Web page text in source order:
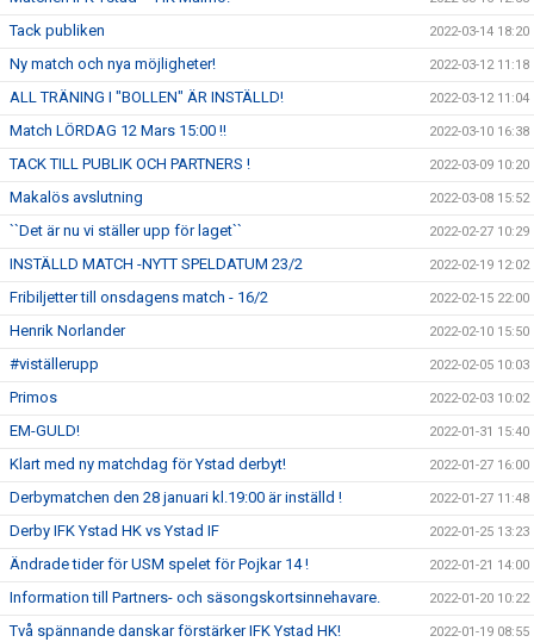
Tack publiken 2022-03-14 18:20
Ny match och nya möjligheter! 2022-03-12 11:18
ALL TRÄNING I "BOLLEN" ÄR INSTÄLLD! 2022-03-12 11:04
Match LÖRDAG 12 Mars 15:00 !! 2022-03-10 16:38
TACK TILL PUBLIK OCH PARTNERS ! 2022-03-09 10:20
Makalös avslutning 2022-03-08 15:52
``Det är nu vi ställer upp för laget`` 2022-02-27 10:29
INSTÄLLD MATCH -NYTT SPELDATUM 23/2 2022-02-19 12:02
Fribiljetter till onsdagens match - 16/2 2022-02-15 22:00
Henrik Norlander 2022-02-10 15:50
#viställerupp 2022-02-05 10:03
Primos 2022-02-03 10:02
EM-GULD! 2022-01-31 15:40
Klart med ny matchdag för Ystad derbyt! 2022-01-27 16:00
Derbymatchen den 28 januari kl.19:00 är inställd ! 2022-01-27 11:48
Derby IFK Ystad HK vs Ystad IF 2022-01-25 13:23
Ändrade tider för USM spelet för Pojkar 14 ! 2022-01-21 14:00
Information till Partners- och säsongskortsinnehavare. 2022-01-20 10:22
Två spännande danskar förstärker IFK Ystad HK! 2022-01-19 08:55